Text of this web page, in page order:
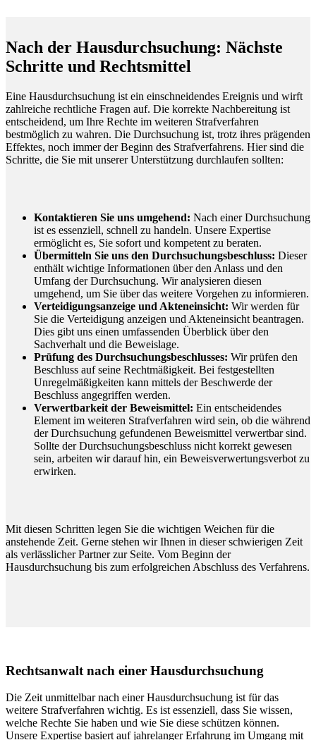
Nach der Hausdurchsuchung: Nächste
Schritte und Rechtsmittel
Eine Hausdurchsuchung ist ein einschneidendes Ereignis und wirft
zahlreiche rechtliche Fragen auf. Die korrekte Nachbereitung ist
entscheidend, um Ihre Rechte im weiteren Strafverfahren
bestmöglich zu wahren. Die Durchsuchung ist, trotz ihres prägenden
Effektes, noch immer der Beginn des Strafverfahrens. Hier sind die
Schritte, die Sie mit unserer Unterstützung durchlaufen sollten:
Kontaktieren Sie uns umgehend: Nach einer Durchsuchung
ist es essenziell, schnell zu handeln. Unsere Expertise
ermöglicht es, Sie sofort und kompetent zu beraten.
Übermitteln Sie uns den Durchsuchungsbeschluss: Dieser
enthält wichtige Informationen über den Anlass und den
Umfang der Durchsuchung. Wir analysieren diesen
umgehend, um Sie über das weitere Vorgehen zu informieren.
Verteidigungsanzeige und Akteneinsicht: Wir werden für
Sie die Verteidigung anzeigen und Akteneinsicht beantragen.
Dies gibt uns einen umfassenden Überblick über den
Sachverhalt und die Beweislage.
Prüfung des Durchsuchungsbeschlusses: Wir prüfen den
Beschluss auf seine Rechtmäßigkeit. Bei festgestellten
Unregelmäßigkeiten kann mittels der Beschwerde der
Beschluss angegriffen werden.
Verwertbarkeit der Beweismittel: Ein entscheidendes
Element im weiteren Strafverfahren wird sein, ob die während
der Durchsuchung gefundenen Beweismittel verwertbar sind.
Sollte der Durchsuchungsbeschluss nicht korrekt gewesen
sein, arbeiten wir darauf hin, ein Beweisverwertungsverbot zu
erwirken.
Mit diesen Schritten legen Sie die wichtigen Weichen für die
anstehende Zeit. Gerne stehen wir Ihnen in dieser schwierigen Zeit
als verlässlicher Partner zur Seite. Vom Beginn der
Hausdurchsuchung bis zum erfolgreichen Abschluss des Verfahrens.
Rechtsanwalt nach einer Hausdurchsuchung
Die Zeit unmittelbar nach einer Hausdurchsuchung ist für das
weitere Strafverfahren wichtig. Es ist essenziell, dass Sie wissen,
welche Rechte Sie haben und wie Sie diese schützen können.
Unsere Expertise basiert auf jahrelanger Erfahrung im Umgang mit